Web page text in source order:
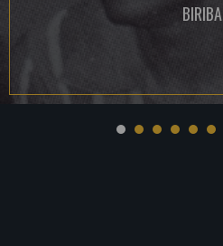
BIRIBA